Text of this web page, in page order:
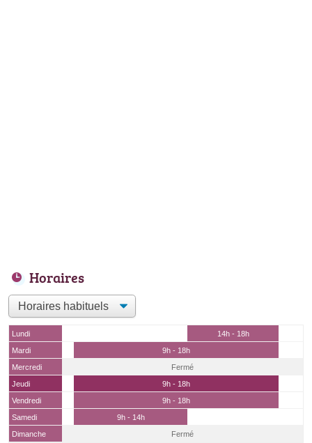
Horaires
Lundi
14h - 18h
Mardi
9h - 18h
Mercredi
Fermé
Jeudi
9h - 18h
Vendredi
9h - 18h
Samedi
9h - 14h
Dimanche
Fermé